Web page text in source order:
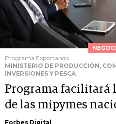
Programa Exportando
MINISTERIO DE PRODUCCIÓN,
INVERSIONES Y PESCA
Programa facilitará
de las mipymes
Forbes Digital